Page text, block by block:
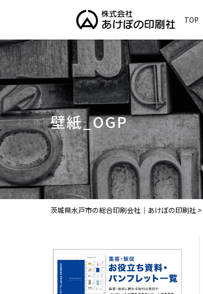
TOP
壁紙_OGP
茨城県水戸市の総合印刷会社｜あけぼの印刷社 >